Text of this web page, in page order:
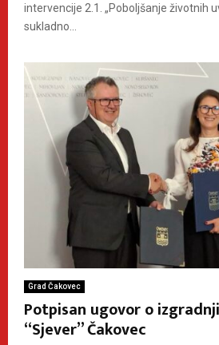
intervencije 2.1. „Poboljšanje životnih
sukladno...
Grad Čakovec
Potpisan ugovor o
“Sjever” Čakovec